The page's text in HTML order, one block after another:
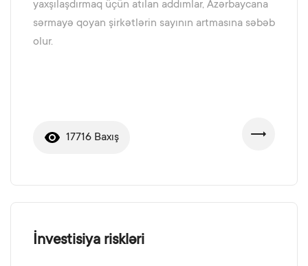
yaxşılaşdırmaq üçün atılan addımlar, Azərbaycana
sərmayə qoyan şirkətlərin sayının artmasına səbəb
olur.
17716 Baxış
İnvestisiya riskləri